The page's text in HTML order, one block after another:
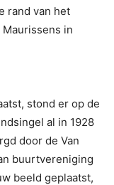
rand van het
in
stond er op de
al in 1928
door de Van
buurtvereniging
beeld geplaatst,